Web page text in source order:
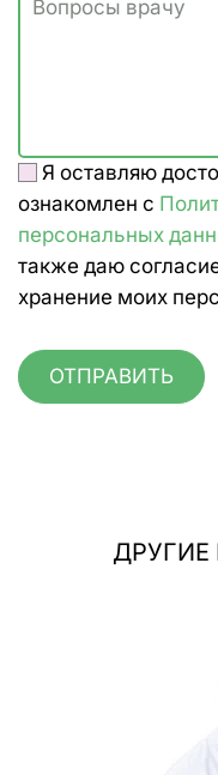
Я оставляю
ознакомлен с
персональных
также даю
хранение моих
ОТПРАВИТЬ
ДРУГИЕ